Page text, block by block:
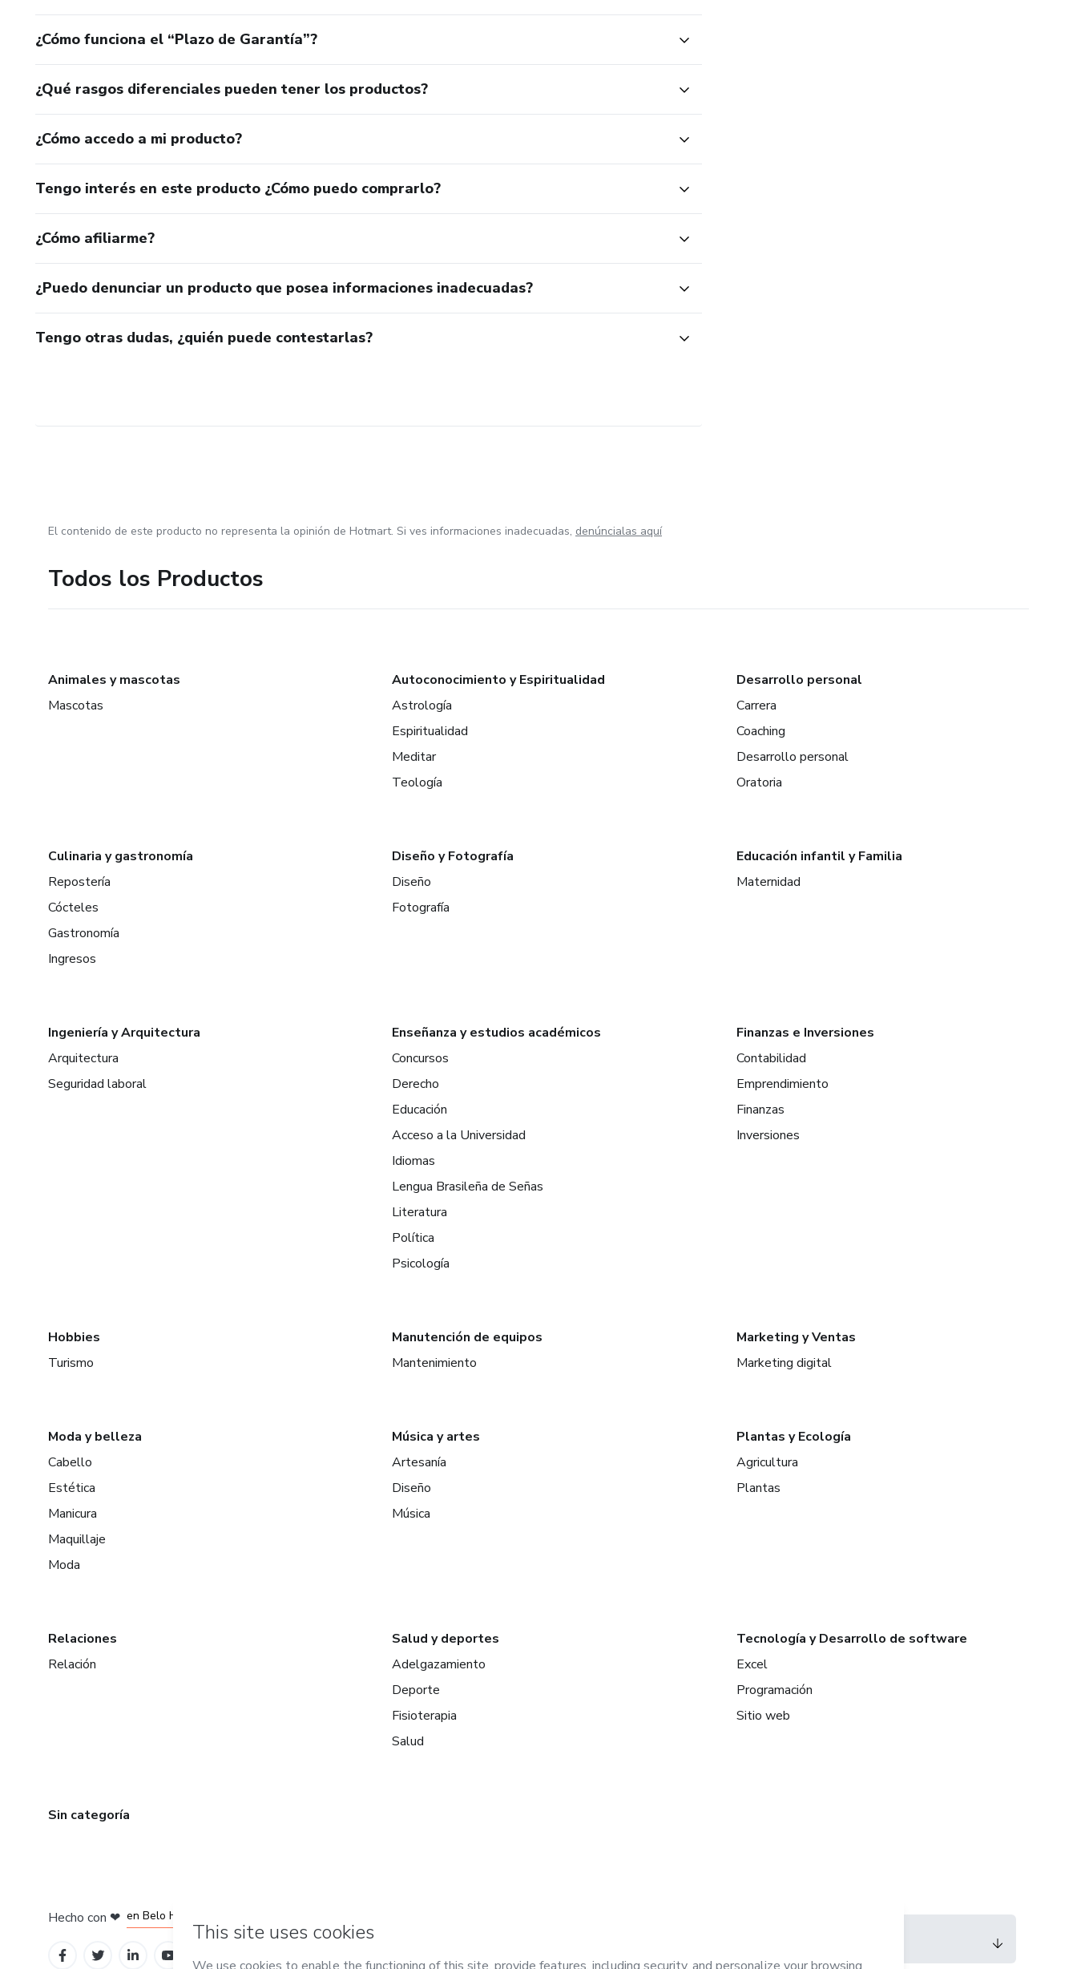
¿Cómo funciona el “Plazo de Garantía”?
¿Qué rasgos diferenciales pueden tener los productos?
¿Cómo accedo a mi producto?
Tengo interés en este producto ¿Cómo puedo comprarlo?
¿Cómo afiliarme?
¿Puedo denunciar un producto que posea informaciones inadecuadas?
Tengo otras dudas, ¿quién puede contestarlas?
El contenido de este producto no representa la opinión de Hotmart. Si ves informaciones inadecuadas, denúncialas aquí
Todos los Productos
Animales y mascotas
Mascotas
Autoconocimiento y Espiritualidad
Astrología
Espiritualidad
Meditar
Teología
Desarrollo personal
Carrera
Coaching
Desarrollo personal
Oratoria
Culinaria y gastronomía
Repostería
Cócteles
Gastronomía
Ingresos
Diseño y Fotografía
Diseño
Fotografía
Educación infantil y Familia
Maternidad
Ingeniería y Arquitectura
Arquitectura
Seguridad laboral
Enseñanza y estudios académicos
Concursos
Derecho
Educación
Acceso a la Universidad
Idiomas
Lengua Brasileña de Señas
Literatura
Política
Psicología
Finanzas e Inversiones
Contabilidad
Emprendimiento
Finanzas
Inversiones
Hobbies
Turismo
Manutención de equipos
Mantenimiento
Marketing y Ventas
Marketing digital
Moda y belleza
Cabello
Estética
Manicura
Maquillaje
Moda
Música y artes
Artesanía
Diseño
Música
Plantas y Ecología
Agricultura
Plantas
Relaciones
Relación
Salud y deportes
Adelgazamiento
Deporte
Fisioterapia
Salud
Tecnología y Desarrollo de software
Excel
Programación
Sitio web
Sin categoría
Hecho con ❤ en Belo Horizonte